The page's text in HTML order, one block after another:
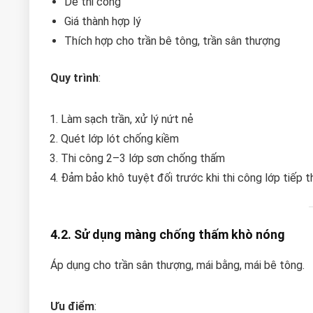
Giá thành hợp lý
Thích hợp cho trần bê tông, trần sân thượng
Quy trình:
Làm sạch trần, xử lý nứt nẻ
Quét lớp lót chống kiềm
Thi công 2–3 lớp sơn chống thấm
Đảm bảo khô tuyệt đối trước khi thi công lớp tiếp
4.2. Sử dụng màng chống thấm khò nóng
Áp dụng cho trần sân thượng, mái bằng, mái bê tông.
Ưu điểm: